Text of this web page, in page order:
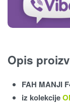
Opis
FAH MANJI
iz kolekcije